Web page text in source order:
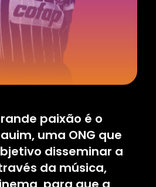
paixão é o
uma ONG que
disseminar a
da música,